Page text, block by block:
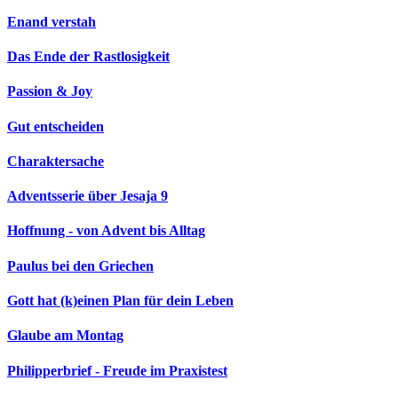
Enand verstah
Das Ende der Rastlosigkeit
Passion & Joy
Gut entscheiden
Charaktersache
Adventsserie über Jesaja 9
Hoffnung - von Advent bis Alltag
Paulus bei den Griechen
Gott hat (k)einen Plan für dein Leben
Glaube am Montag
Philipperbrief - Freude im Praxistest